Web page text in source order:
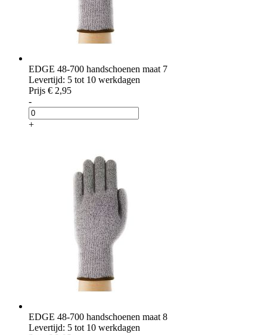
EDGE 48-700 handschoenen maat 7
Levertijd: 5 tot 10 werkdagen
Prijs € 2,95
-
+
EDGE 48-700 handschoenen maat 8
Levertijd: 5 tot 10 werkdagen